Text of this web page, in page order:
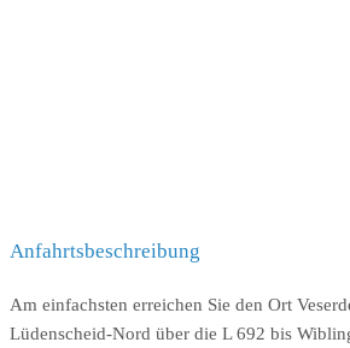
Anfahrtsbeschreibung
Am einfachsten erreichen Sie den Ort
Lüdenscheid-Nord über die L 692 bis